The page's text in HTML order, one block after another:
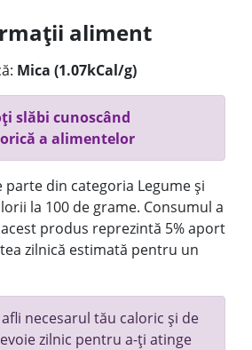
aliment
Mica (1.07kCal/g)
slăbi cunoscând
a alimentelor
parte din categoria Legume și
la 100 de grame. Consumul a
produs reprezintă 5% aport
zilnică estimată pentru un
necesarul tău caloric și de
zilnic pentru a-ți atinge